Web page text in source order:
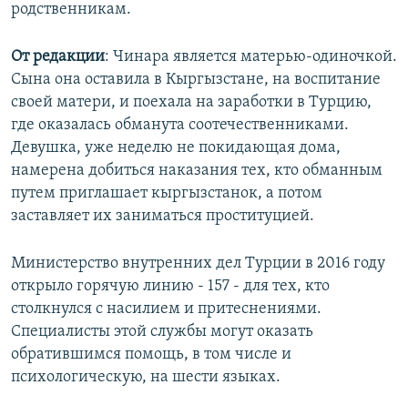
родственникам.
От редакции: Чинара является матерью-одиночкой.
Сына она оставила в Кыргызстане, на воспитание
своей матери, и поехала на заработки в Турцию,
где оказалась обманута соотечественниками.
Девушка, уже неделю не покидающая дома,
намерена добиться наказания тех, кто обманным
путем приглашает кыргызстанок, а потом
заставляет их заниматься проституцией.
Министерство внутренних дел Турции в 2016 году
открыло горячую линию - 157 - для тех, кто
столкнулся с насилием и притеснениями.
Специалисты этой службы могут оказать
обратившимся помощь, в том числе и
психологическую, на шести языках.